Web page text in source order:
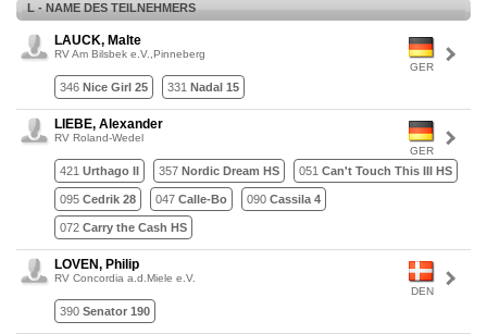
L - NAME DES TEILNEHMERS
GER
LAUCK, Malte
RV Am Bilsbek e.V.,Pinneberg
346 Nice Girl 25 331 Nadal 15
GER
LIEBE, Alexander
RV Roland-Wedel
421 Urthago II 357 Nordic Dream HS 051 Can't Touch This III HS
095 Cedrik 28 047 Calle-Bo 090 Cassila 4
072 Carry the Cash HS
DEN
LOVEN, Philip
RV Concordia a.d.Miele e.V.
390 Senator 190